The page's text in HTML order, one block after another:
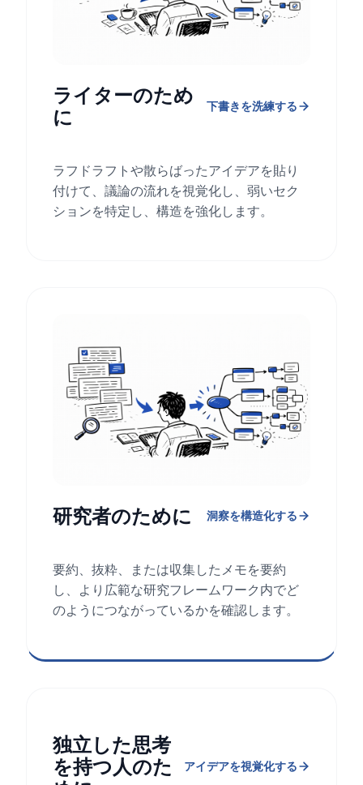
ライターのため
に
下書きを洗練する
ラフドラフトや散らばったアイデアを貼り
付けて、議論の流れを視覚化し、弱いセク
ションを特定し、構造を強化します。
研究者のために 洞察を構造化する
要約、抜粋、または収集したメモを要約
し、より広範な研究フレームワーク内でど
のようにつながっているかを確認します。
独立した思考
を持つ人のた
アイデアを視覚化する